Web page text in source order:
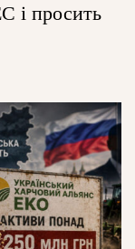
і просить